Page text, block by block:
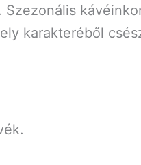
karakteréből